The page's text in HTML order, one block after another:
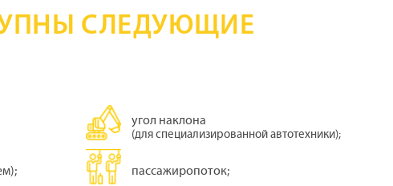
СЛЕДУЮЩИЕ
угол наклона
(для специализированной автотехники);
пассажиропоток;